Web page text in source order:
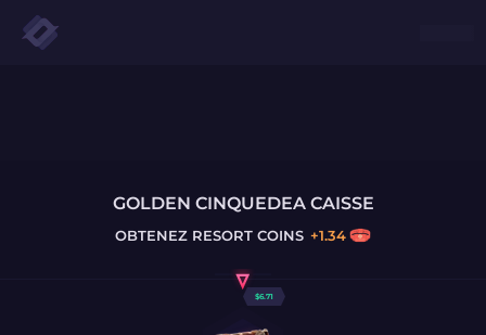
GOLDEN CINQUEDEA CAISSE
OBTENEZ RESORT COINS +1.34
$6.71